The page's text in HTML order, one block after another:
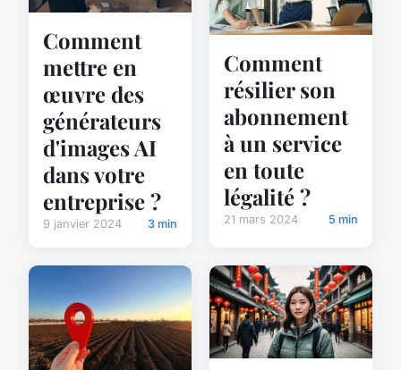
Comment
mettre en
œuvre des
générateurs
d'images AI
dans votre
entreprise ?
9 janvier 2024 3 min
Comment
résilier son
abonnement
à un service
en toute
légalité ?
21 mars 2024 5 min